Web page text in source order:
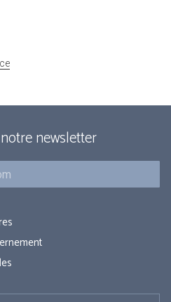
newsletter